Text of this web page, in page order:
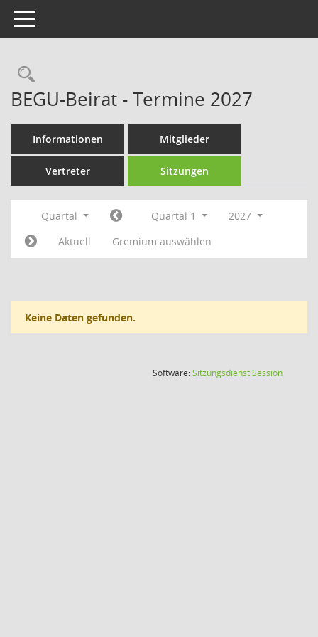
Toggle navigation
Rechercheauswahl
BEGU-Beirat - Termine 2027
Informationen Mitglieder
Vertreter Sitzungen
Quartal Quartal 1
2027
Aktuell
Gremium auswählen
Keine Daten gefunden.
Software:SitzungsdienstSession(Wird in